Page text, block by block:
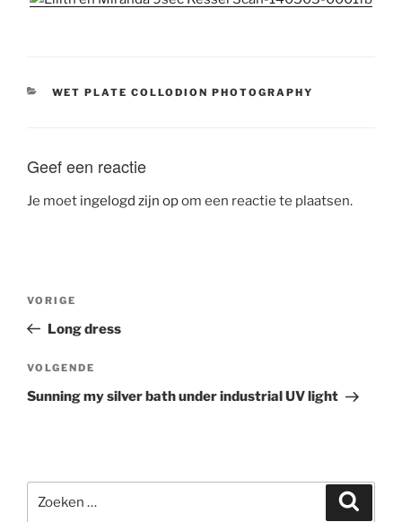
CATEGORIEËN
WET PLATE COLLODION PHOTOGRAPHY
Geef een reactie
Je moet ingelogd zijn opom een reactie te plaatsen.
Bericht
Vorig
bericht
VORIGE
Long dress
Volgend
bericht
VOLGENDE
Sunning my silver bath under industrial UV light
naar: